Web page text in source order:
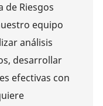
de Riesgos
equipo
análisis
desarrollar
efectivas con